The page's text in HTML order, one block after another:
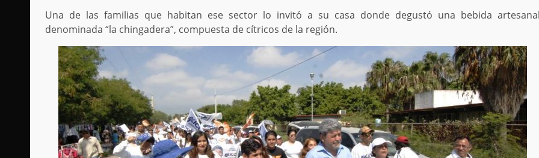
Una de las familias que habitan ese sector lo invitó a su casa donde degustó una bebida
denominada “la chingadera”, compuesta de cítricos de la región.